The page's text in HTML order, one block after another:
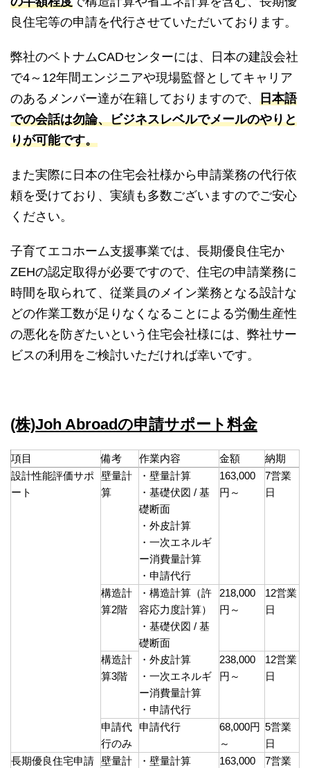
良住宅等の申請を代行させていただいております。
弊社のベトナムCADセンターには、日本の建設会社
で4～12年間エンジニアや現場監督としてキャリア
のあるメンバー達が在籍しておりますので、 日本語
での会話は勿論、ビジネスレベルでメールのやりと
りが可能です。
また実際に日本の住宅会社様から申請業務の代行依
頼を受けており、実績も多数ございますのでご安心
ください。
子育てエコホーム支援事業では、長期優良住宅か
ZEHの認定取得が必要ですので、住宅の申請業務に
時間を取られて、従業員のメイン業務となる設計な
どの作業工数が足りなくなることによる労働生産性
の悪化を防ぎたいという住宅会社様には、弊社サー
ビスの利用をご検討いただければ幸いです。
(株)Joh Abroadの申請サポート料金
項目 備考 作業内容 金額
納期
設計性能評価サポ
ート
壁量計
算
・壁量計算
・基礎伏図 / 基
礎断面
・外皮計算
・一次エネルギ
ー消費量計算
・申請代行
163,000
円～
7営業
日
構造計
算2階
・構造計算（許
容応力度計算）
・基礎伏図 / 基
礎断面
・外皮計算
・一次エネルギ
ー消費量計算
・申請代行
218,000
円～
12営業
日
構造計
算3階
238,000
円～
12営業
日
申請代
行のみ
申請代行
68,000円
～
5営業
日
長期優良住宅申請 壁量計
・壁量計算
163,000
7営業